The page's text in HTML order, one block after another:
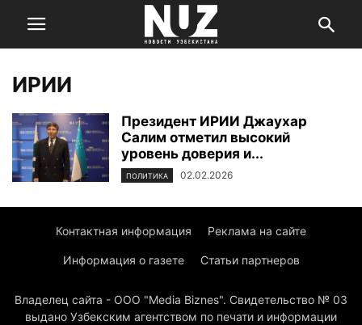
ИРИИ
Президент ИРИИ Джаухар
Салим отметил высокий
уровень доверия и...
ПОЛИТИКА 02.02.2026
Контактная информация Реклама на сайте
Информация о газете Статьи партнеров
Владелец сайта - ООО "Media Biznes". Свидетельство № 03
выдано Узбекским агентством по печати и информации